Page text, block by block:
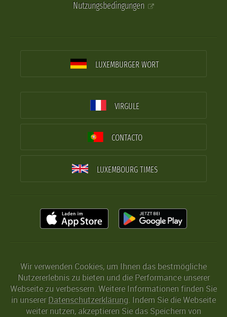
Nutzungsbedingungen
LUXEMBURGER WORT
VIRGULE
CONTACTO
LUXEMBOURG TIMES
Wir verwenden Cookies, um Ihnen das bestmögliche
Nutzererlebnis zu bieten und die Performance unserer
Webseite zu verbessern. Weitere Informationen finden Sie
in unserer Datenschutzerklärung. Indem Sie die Webseite
weiter nutzen, akzeptieren Sie das Speichern von